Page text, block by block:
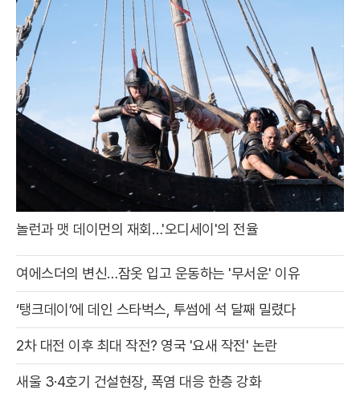
놀런과 맷 데이먼의 재회…'오디세이'의 전율
여에스더의 변신…잠옷 입고 운동하는 '무서운' 이유
‘탱크데이’에 데인 스타벅스, 투썸에 석 달째 밀렸다
2차 대전 이후 최대 작전? 영국 '요새 작전' 논란
새울 3·4호기 건설현장, 폭염 대응 한층 강화